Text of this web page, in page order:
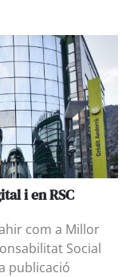
i en RSC
com a Millor
Social
publicació